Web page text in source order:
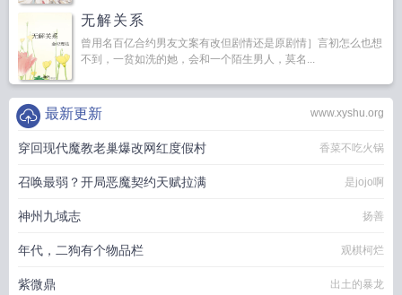
无解关系
曾用名百亿合约男友文案有改但剧情还是原剧情］言初怎么也想
不到，一贫如洗的她，会和一个陌生男人，莫名...
www.xyshu.org
最新更新
穿回现代魔教老巢爆改网红度假村 香菜不吃火锅
召唤最弱？开局恶魔契约天赋拉满 是jojo啊
神州九域志 扬善
年代，二狗有个物品栏 观棋柯烂
紫微鼎 出土的暴龙